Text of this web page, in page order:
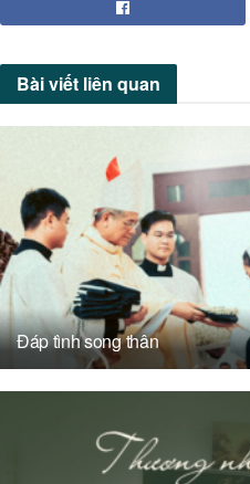
Bài viết liên quan
Đáp tình song thân